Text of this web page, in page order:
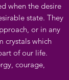
when the desire
state. They
or in any
crystals which
of our life.
courage,